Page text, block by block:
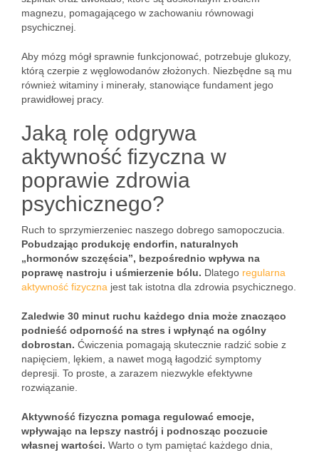
magnezu, pomagającego w zachowaniu równowagi
psychicznej.
Aby mózg mógł sprawnie funkcjonować, potrzebuje glukozy,
którą czerpie z węglowodanów złożonych. Niezbędne są mu
również witaminy i minerały, stanowiące fundament jego
prawidłowej pracy.
Jaką rolę odgrywa
aktywność fizyczna w
poprawie zdrowia
psychicznego?
Ruch to sprzymierzeniec naszego dobrego samopoczucia.
Pobudzając produkcję endorfin, naturalnych
„hormonów szczęścia”, bezpośrednio wpływa na
poprawę nastroju i uśmierzenie bólu. Dlatego regularna
aktywność fizyczna jest tak istotna dla zdrowia psychicznego.
Zaledwie 30 minut ruchu każdego dnia może znacząco
podnieść odporność na stres i wpłynąć na ogólny
dobrostan. Ćwiczenia pomagają skutecznie radzić sobie z
napięciem, lękiem, a nawet mogą łagodzić symptomy
depresji. To proste, a zarazem niezwykle efektywne
rozwiązanie.
Aktywność fizyczna pomaga regulować emocje,
wpływając na lepszy nastrój i podnosząc poczucie
własnej wartości. Warto o tym pamiętać każdego dnia,